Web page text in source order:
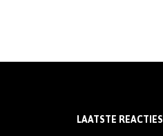
LAATSTE REACTIES